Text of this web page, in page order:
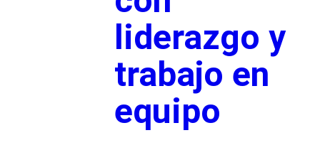
liderazgo y
trabajo en
equipo